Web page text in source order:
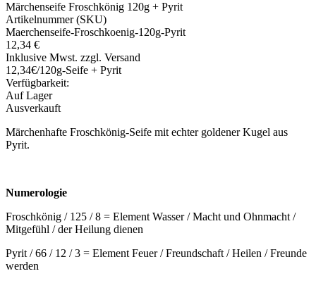
Märchenseife Froschkönig 120g + Pyrit
Artikelnummer (SKU)
Maerchenseife-Froschkoenig-120g-Pyrit
12,34 €
Inklusive Mwst. zzgl. Versand
12,34€/120g-Seife + Pyrit
Verfügbarkeit:
Auf Lager
Ausverkauft
Märchenhafte Froschkönig-Seife mit echter goldener Kugel aus
Pyrit.
Numerologie
Froschkönig / 125 / 8 = Element Wasser / Macht und Ohnmacht /
Mitgefühl / der Heilung dienen
Pyrit / 66 / 12 / 3 = Element Feuer / Freundschaft / Heilen / Freunde
werden